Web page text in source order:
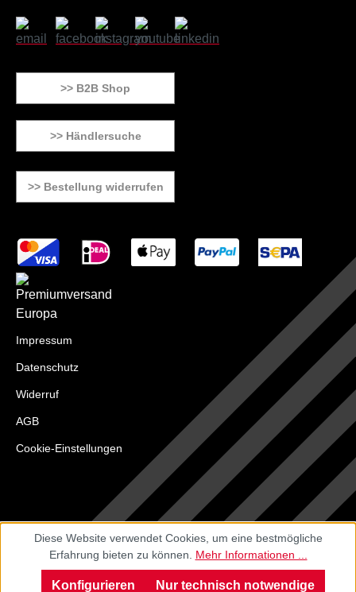
>> B2B Shop
>> Händlersuche
>> Bestellung widerrufen
Impressum
Datenschutz
Widerruf
AGB
Cookie-Einstellungen
Diese Website verwendet Cookies, um eine bestmögliche
Erfahrung bieten zu können. Mehr Informationen ...
Nur technisch notwendige
Konfigurieren